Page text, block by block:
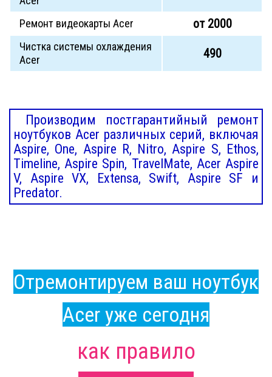
Ремонт видеокарты Acer от 2000
Чистка системы охлаждения
Acer
490
Производим постгарантийный ремонт
ноутбуков Acer различных серий, включая
Aspire, One, Aspire R, Nitro, Aspire S, Ethos,
Timeline, Aspire Spin, TravelMate, Acer Aspire
V, Aspire VX, Extensa, Swift, Aspire SF и
Predator.
Отремонтируем ваш ноутбук
Acer уже сегодня
как правило